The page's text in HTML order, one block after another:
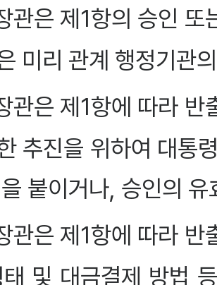
관은 제1항의 승인
미리 관계 행정기관
관은 제1항에 따라 반
추진을 위하여 대통
붙이거나, 승인의
관은 제1항에 따라
및 대금결제 방법